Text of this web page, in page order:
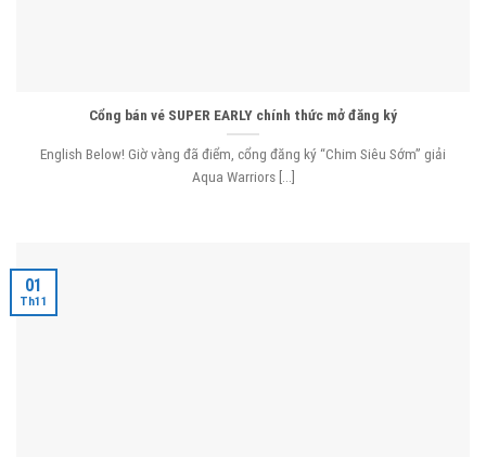
Cổng bán vé SUPER EARLY chính thức mở đăng ký
English Below! Giờ vàng đã điểm, cổng đăng ký “Chim Siêu Sớm” giải
Aqua Warriors [...]
01
Th11